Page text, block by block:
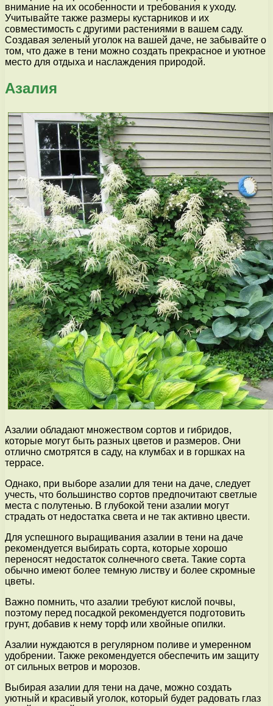
внимание на их особенности и требования к уходу.
Учитывайте также размеры кустарников и их
совместимость с другими растениями в вашем саду.
Создавая зеленый уголок на вашей даче, не забывайте о
том, что даже в тени можно создать прекрасное и уютное
место для отдыха и наслаждения природой.
Азалия
Азалии обладают множеством сортов и гибридов,
которые могут быть разных цветов и размеров. Они
отлично смотрятся в саду, на клумбах и в горшках на
террасе.
Однако, при выборе азалии для тени на даче, следует
учесть, что большинство сортов предпочитают светлые
места с полутенью. В глубокой тени азалии могут
страдать от недостатка света и не так активно цвести.
Для успешного выращивания азалии в тени на даче
рекомендуется выбирать сорта, которые хорошо
переносят недостаток солнечного света. Такие сорта
обычно имеют более темную листву и более скромные
цветы.
Важно помнить, что азалии требуют кислой почвы,
поэтому перед посадкой рекомендуется подготовить
грунт, добавив к нему торф или хвойные опилки.
Азалии нуждаются в регулярном поливе и умеренном
удобрении. Также рекомендуется обеспечить им защиту
от сильных ветров и морозов.
Выбирая азалии для тени на даче, можно создать
уютный и красивый уголок, который будет радовать глаз